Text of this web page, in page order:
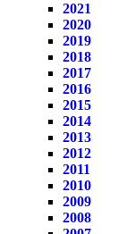
2021
2020
2019
2018
2017
2016
2015
2014
2013
2012
2011
2010
2009
2008